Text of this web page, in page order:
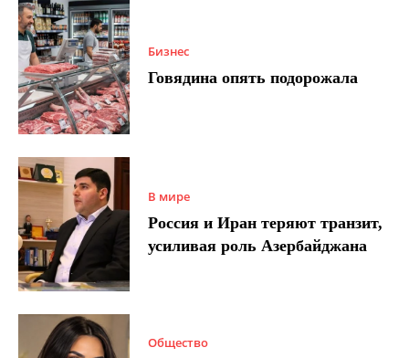
Бизнес
Говядина опять подорожала
В мире
Россия и Иран теряют транзит,
усиливая роль Азербайджана
Общество